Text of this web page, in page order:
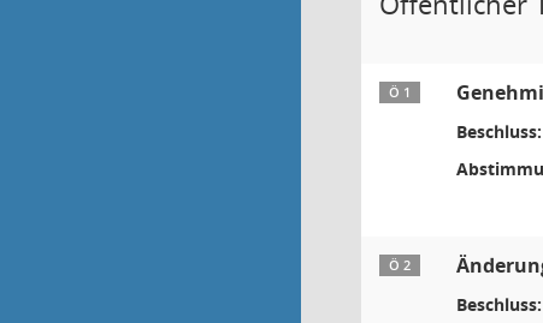
Ö 1
Beschluss:
Ö 2
Beschluss: